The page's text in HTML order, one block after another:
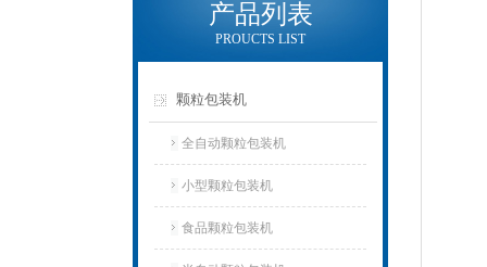
产品列表
PROUCTS LIST
颗粒包装机
全自动颗粒包装机
小型颗粒包装机
食品颗粒包装机